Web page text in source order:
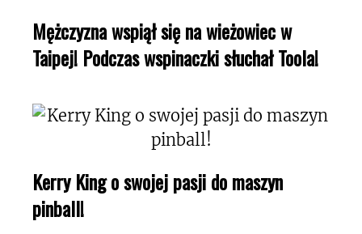
Mężczyzna wspiął się na wieżowiec w
Taipej! Podczas wspinaczki słuchał Toola!
Kerry King o swojej pasji do maszyn
pinball!